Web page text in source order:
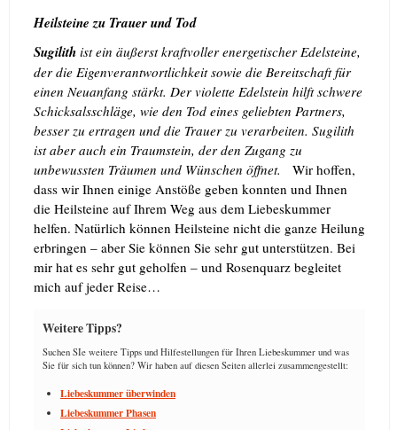
Heilsteine zu Trauer und Tod
Sugilith ist ein äußerst kraftvoller energetischer Edelsteine,
der die Eigenverantwortlichkeit sowie die Bereitschaft für
einen Neuanfang stärkt. Der violette Edelstein hilft schwere
Schicksalsschläge, wie den Tod eines geliebten Partners,
besser zu ertragen und die Trauer zu verarbeiten. Sugilith
ist aber auch ein Traumstein, der den Zugang zu
unbewussten Träumen und Wünschen öffnet.
Wir hoffen,
dass wir Ihnen einige Anstöße geben konnten und Ihnen
die Heilsteine auf Ihrem Weg aus dem Liebeskummer
helfen. Natürlich können Heilsteine nicht die ganze Heilung
erbringen – aber Sie können Sie sehr gut unterstützen. Bei
mir hat es sehr gut geholfen – und Rosenquarz begleitet
mich auf jeder Reise…
Weitere Tipps?
Suchen SIe weitere Tipps und Hilfestellungen für Ihren Liebeskummer und was
Sie für sich tun können? Wir haben auf diesen Seiten allerlei zusammengestellt:
Liebeskummer überwinden
Liebeskummer Phasen